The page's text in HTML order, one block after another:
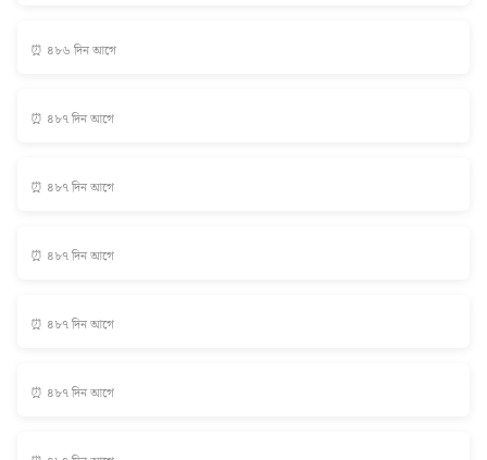
⏰ ৪৮৬ দিন আগে
⏰ ৪৮৭ দিন আগে
⏰ ৪৮৭ দিন আগে
⏰ ৪৮৭ দিন আগে
⏰ ৪৮৭ দিন আগে
⏰ ৪৮৭ দিন আগে